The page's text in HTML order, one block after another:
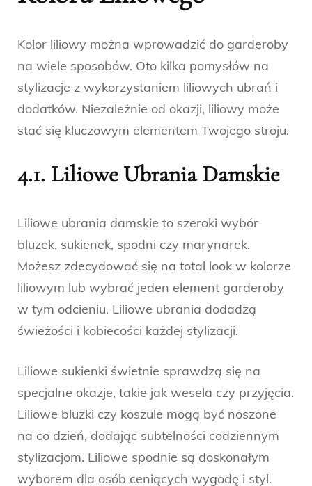
Kolor liliowy można wprowadzić do garderoby
na wiele sposobów. Oto kilka pomysłów na
stylizacje z wykorzystaniem liliowych ubrań i
dodatków. Niezależnie od okazji, liliowy może
stać się kluczowym elementem Twojego stroju.
4.1. Liliowe Ubrania Damskie
Liliowe ubrania damskie to szeroki wybór
bluzek, sukienek, spodni czy marynarek.
Możesz zdecydować się na total look w kolorze
liliowym lub wybrać jeden element garderoby
w tym odcieniu. Liliowe ubrania dodadzą
świeżości i kobiecości każdej stylizacji.
Liliowe sukienki świetnie sprawdzą się na
specjalne okazje, takie jak wesela czy przyjęcia.
Liliowe bluzki czy koszule mogą być noszone
na co dzień, dodając subtelności codziennym
stylizacjom. Liliowe spodnie są doskonałym
wyborem dla osób ceniących wygodę i styl.